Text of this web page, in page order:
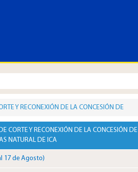
Y RECONEXIÓN DE LA CONCESIÓN DE
CORTE Y RECONEXIÓN DE LA CONCESIÓN DE
NATURAL DE ICA
17 de Agosto)